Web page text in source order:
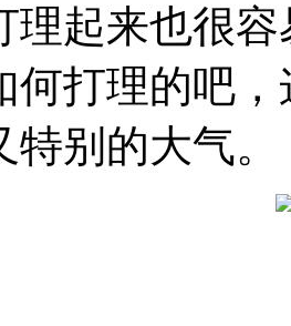
理起来也很
何打理的吧
别的大气。